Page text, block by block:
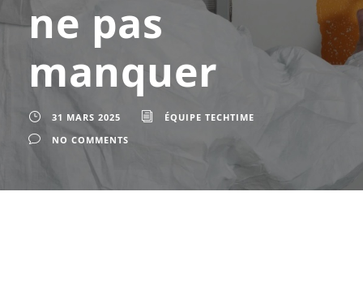
ne pas
manquer
31 MARS 2025
ÉQUIPE TECHTIME
NO COMMENTS